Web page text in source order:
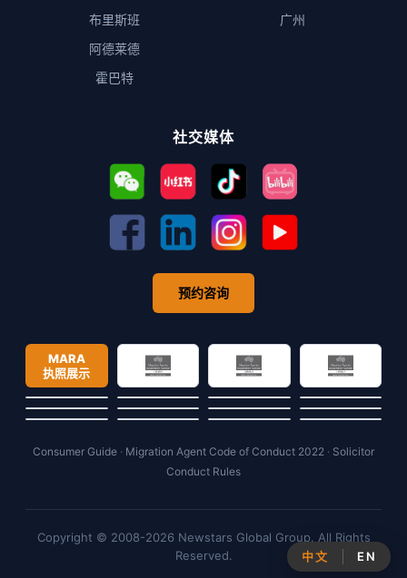
布里斯班
阿德莱德
霍巴特
广州
社交媒体
预约咨询
MARA
执照展示
Consumer Guide · Migration Agent Code of Conduct 2022 · Solicitor
Conduct Rules
Copyright © 2008-2026 Newstars Global Group. All Rights
Reserved.
中文 EN